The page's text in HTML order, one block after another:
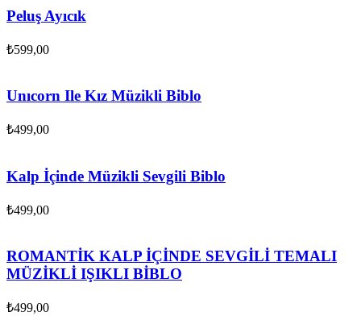
Peluş Ayıcık
₺599,00
Unıcorn Ile Kız Müzikli Biblo
₺499,00
Kalp İçinde Müzikli Sevgili Biblo
₺499,00
ROMANTİK KALP İÇİNDE SEVGİLİ TEMALI
MÜZİKLİ IŞIKLI BİBLO
₺499,00